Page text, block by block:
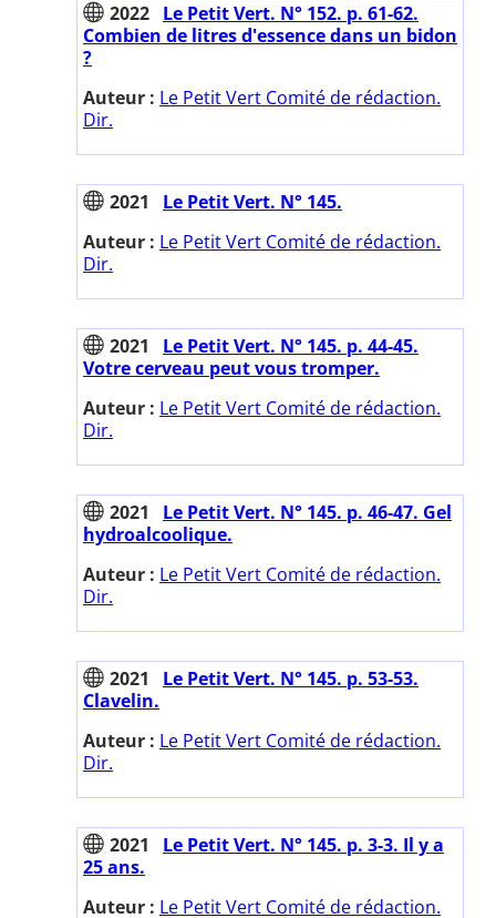
2022 Le Petit Vert. N° 152. p. 61-62.
Combien de litres d'essence dans un bidon
?
Auteur : Le Petit Vert Comité de rédaction.
Dir.
2021
Le Petit Vert. N° 145.
Auteur : Le Petit Vert Comité de rédaction.
Dir.
2021
Le Petit Vert. N° 145. p. 44-45.
Votre cerveau peut vous tromper.
Auteur : Le Petit Vert Comité de rédaction.
Dir.
2021
Le Petit Vert. N° 145. p. 46-47. Gel
hydroalcoolique.
Auteur : Le Petit Vert Comité de rédaction.
Dir.
2021
Le Petit Vert. N° 145. p. 53-53.
Clavelin.
Auteur : Le Petit Vert Comité de rédaction.
Dir.
2021
Le Petit Vert. N° 145. p. 3-3. Il y a
25 ans.
Auteur : Le Petit Vert Comité de rédaction.